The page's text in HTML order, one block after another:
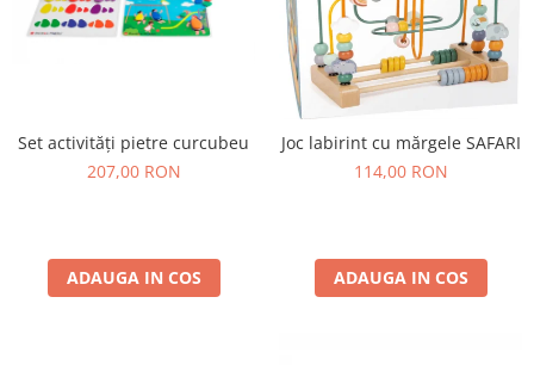
Sortare si numarare
Margele HAMA MAXI
Mărgele HAMA MIDI
Stimulare senzoriala
Set activități pietre curcubeu
207,00 RON
ADAUGA IN COS
Joc labirint cu mărgele SAFARI
114,00 RON
ADAUGA IN COS